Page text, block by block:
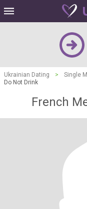
Ukrainian Dating > Single
Do Not Drink
French